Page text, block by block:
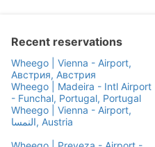
Recent reservations
Wheego | Vienna - Airport,
Австрия, Австрия
Wheego | Madeira - Intl Airport
- Funchal, Portugal, Portugal
Wheego | Vienna - Airport,
النمسا, Austria